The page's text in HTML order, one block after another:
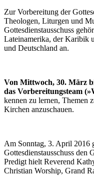
Zur Vorbereitung der
Theologen, Liturgen und
Gottesdienstausschuss
Lateinamerika, der Karibik
und Deutschland an.
Von Mittwoch, 30. März
das Vorbereitungsteam
kennen zu lernen, Themen
Kirchen anzuschauen.
Am Sonntag, 3. April 2016
Gottesdienstausschuss den
Predigt hielt Reverend
Christian Worship, Grand